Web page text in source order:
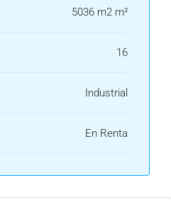
5036 m2 m²
16
Industrial
En Renta